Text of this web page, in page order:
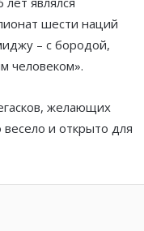
шести наций
– с бородой,
человеком».
желающих
и открыто для
Гран-при Монако
футболе Монако